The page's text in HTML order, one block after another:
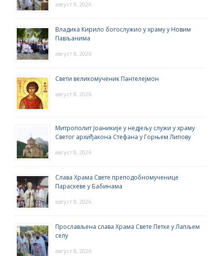
август 9, 2026
Владика Кирило богослужио у храму у Новим
Пављанима
август 8, 2026
Свети великомученик Пантелејмон
август 8, 2026
Митрополит Јоаникије у недјељу служи у храму
Светог архиђакона Стефана у Горњем Липову
август 8, 2026
Слава Храма Свете преподобномученице
Параскеве у Бабинама
август 8, 2026
Прослављена слава Храма Свете Петке у Лапљем
селу
август 8, 2026